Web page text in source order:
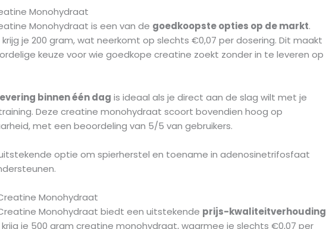
Monohydraat
Monohydraat is een van de goedkoopste opties op de markt.
je 200 gram, wat neerkomt op slechts €0,07 per dosering. Dit maakt
keuze voor wie goedkope creatine zoekt zonder in te leveren op
binnen één dag is ideaal als je direct aan de slag wilt met je
Deze creatine monohydraat scoort bovendien hoog op
met een beoordeling van 5/5 van gebruikers.
optie om spierherstel en toename in adenosinetrifosfaat
Monohydraat
Monohydraat biedt een uitstekende prijs-kwaliteitverhouding
je 500 gram creatine monohydraat, waarmee je slechts €0,07 per